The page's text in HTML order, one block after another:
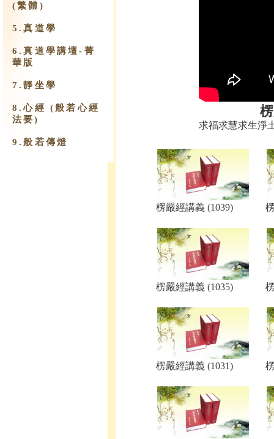
(繁體)
5.真道學
6.真道學講壇-菁
華版
7.靜坐學
8.心經 (般若心經
法要)
9.​般若傳燈
求福求慧求生淨
楞嚴經講義 (1039)
楞嚴經講義 (1035)
楞嚴經講義 (1031)